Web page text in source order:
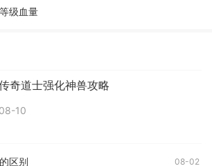
级血量
奇道士强化神兽攻略
08-10
区别 08-02